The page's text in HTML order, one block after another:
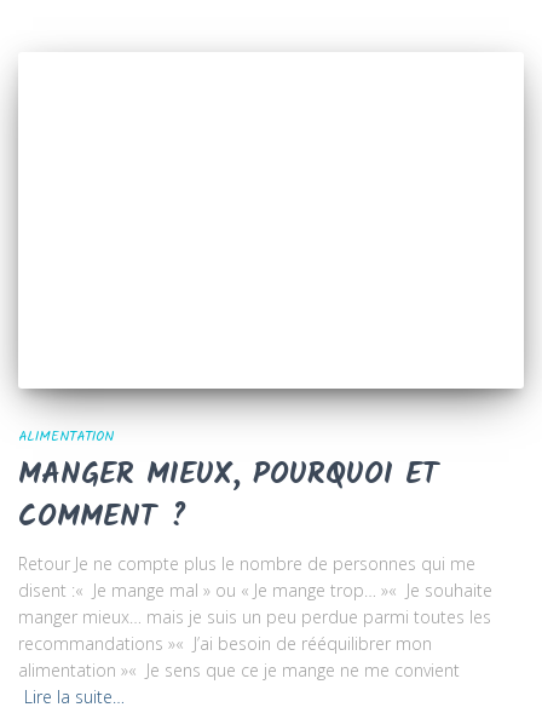
ALIMENTATION
MANGER MIEUX, POURQUOI ET
COMMENT ?
Retour Je ne compte plus le nombre de personnes qui me
disent :« Je mange mal » ou « Je mange trop… »« Je souhaite
manger mieux… mais je suis un peu perdue parmi toutes les
recommandations »« J’ai besoin de rééquilibrer mon
alimentation »« Je sens que ce je mange ne me convient
Lire la suite…